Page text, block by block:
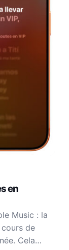
en
Music : la
de
Cela…